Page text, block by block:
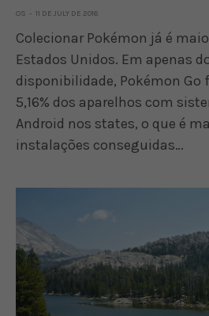
OS 11 DE JULY DE 2016
Colecionar Pokémon já é
Estados Unidos. Em apenas
disponibilidade, Pokémon Go
5,16% dos aparelhos com
Android nos states, o que é
instalações conseguidas…